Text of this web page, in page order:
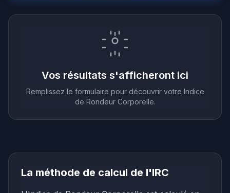
Vos résultats s'afficheront ici
Remplissez le formulaire pour découvrir votre Indice
de Rondeur Corporelle.
La méthode de calcul de l'IRC